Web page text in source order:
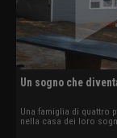
Un sogno che
Una famiglia di quattro
nella casa dei loro